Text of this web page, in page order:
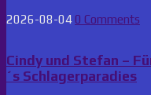
2026-08-04 0 Comments
Cindy und Stefan –
´s Schlagerparadies